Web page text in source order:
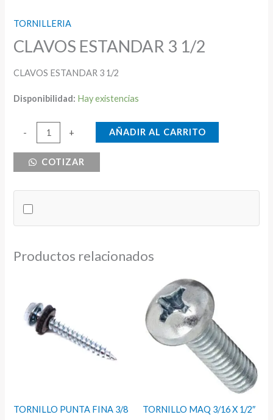
TORNILLERIA
CLAVOS ESTANDAR 3 1/2
CLAVOS ESTANDAR 3 1/2
Disponibilidad: Hay existencias
-
CLAVOS
ESTANDAR
+ AÑADIR AL CARRITO
COTIZAR
Productos relacionados
TORNILLO PUNTA FINA 3/8
TORNILLO MAQ 3/16 X 1/2″